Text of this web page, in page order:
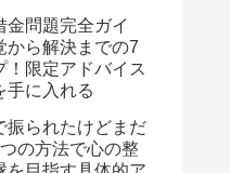
金問題完全ガイ
から解決までの7
！限定アドバイス
手に入れる
振られたけどまだ
の方法で心の整